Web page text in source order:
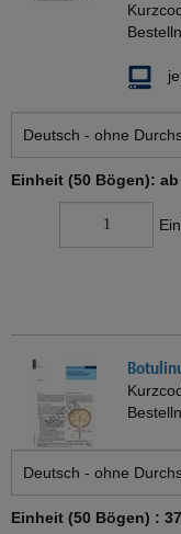
Einheit (50 Bögen): ab
Einheit (50 Bögen) :